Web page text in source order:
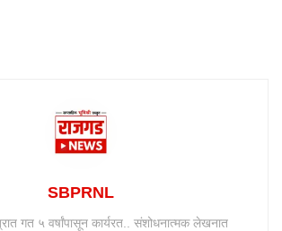
SBPRNL
गत ५ वर्षांपासून कार्यरत.. संशोधनात्मक लेखनात